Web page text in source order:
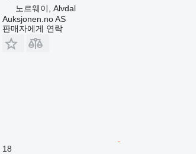
노르웨이, Alvdal
Auksjonen.no AS
판매자에게 연락
18